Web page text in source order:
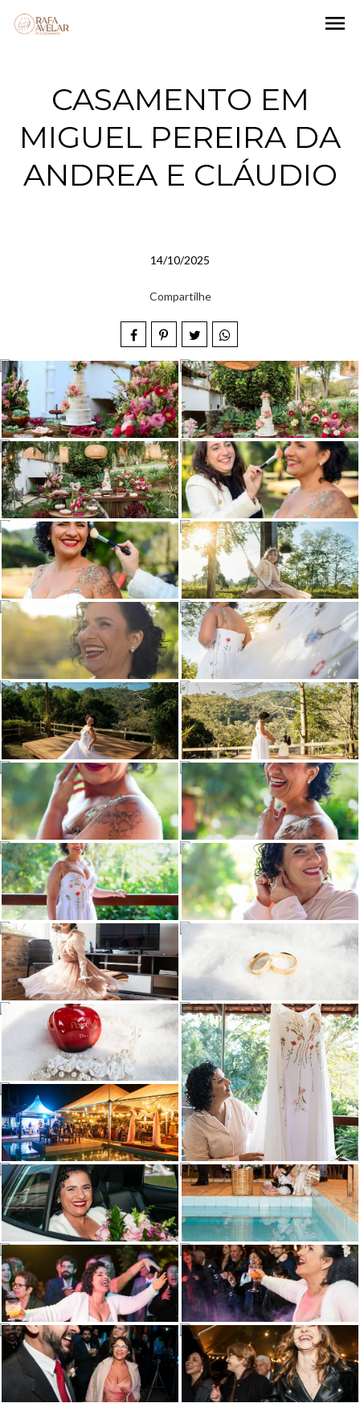
menu
CASAMENTO EM
MIGUEL PEREIRA DA
ANDREA E CLÁUDIO
14/10/2025
Compartilhe